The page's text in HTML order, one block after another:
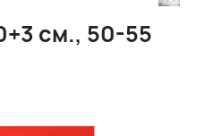
см., 50-55